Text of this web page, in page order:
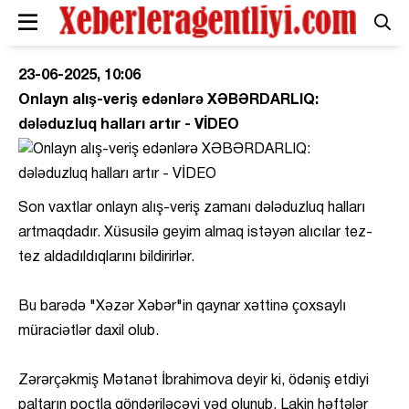
23-06-2025, 10:06
Onlayn alış-veriş edənlərə XƏBƏRDARLIQ:
dələduzluq halları artır - VİDEO
Son vaxtlar onlayn alış-veriş zamanı dələduzluq halları
artmaqdadır. Xüsusilə geyim almaq istəyən alıcılar tez-
tez aldadıldıqlarını bildirirlər.
Bu barədə "Xəzər Xəbər"in qaynar xəttinə çoxsaylı
müraciətlər daxil olub.
Zərərçəkmiş Mətanət İbrahimova deyir ki, ödəniş etdiyi
paltarın poçtla göndəriləcəyi vəd olunub. Lakin həftələr